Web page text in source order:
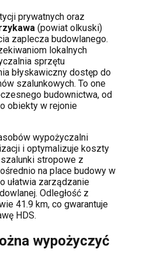
prywatnych oraz
(powiat olkuski)
zaplecza budowlanego.
lokalnych
sprzętu
błyskawiczny dostęp do
szalunkowych. To one
budownictwa, od
obiekty w rejonie
wypożyczalni
i optymalizuje koszty
stropowe z
na place budowy w
ułatwia zarządzanie
Odległość z
41.9 km, co gwarantuje
HDS.
wypożyczyć